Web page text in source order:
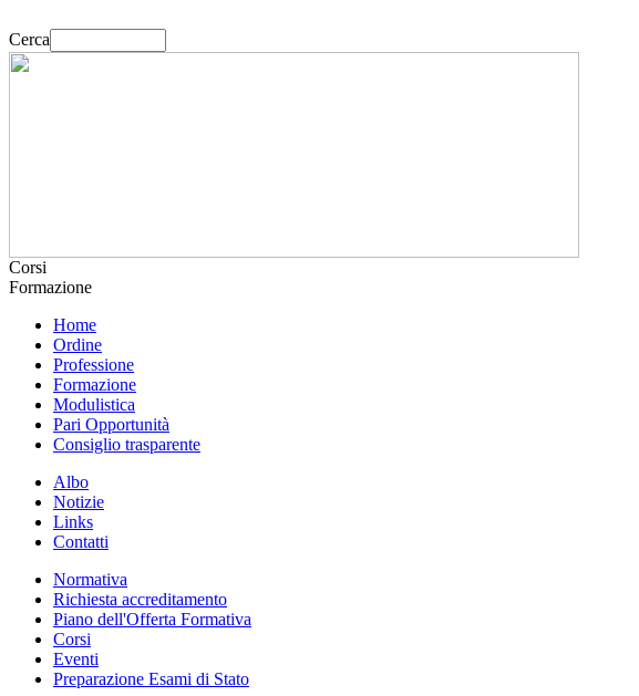
Cerca
Corsi
Formazione
Home
Ordine
Professione
Formazione
Modulistica
Pari Opportunità
Consiglio trasparente
Albo
Notizie
Links
Contatti
Normativa
Richiesta accreditamento
Piano dell'Offerta Formativa
Corsi
Eventi
Preparazione Esami di Stato